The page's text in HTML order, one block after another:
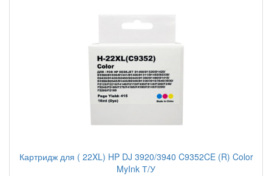
Картридж для ( 22XL) HP DJ 3920/3940 C9352CE (R) Color
MyInk Т/У